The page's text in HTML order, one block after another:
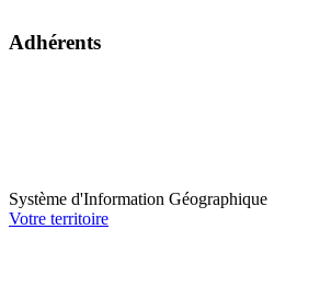
Adhérents
Système d'Information Géographique
Votre territoire